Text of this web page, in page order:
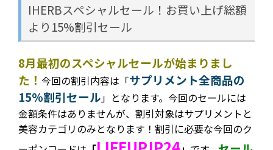
IHERBスペシャルセール！お買い上げ総額
より15%割引セール
8月最初のスペシャルセールが始まりまし
た！ 今回の割引内容は 「サプリメント全商品の
15%割引セール 」となります。今回のセールには
金額条件はありませんが、割引対象はサプリメントと
美容カテゴリのみとなります！割引に必要な今回のク